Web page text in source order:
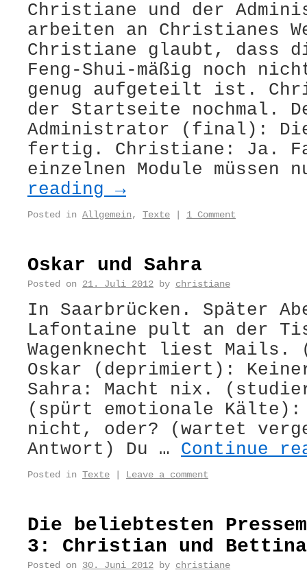
Christiane und der
arbeiten an Christianes
Christiane glaubt, dass
Feng-Shui-mäßig noch
genug aufgeteilt ist.
der Startseite nochmal.
Administrator (final):
fertig. Christiane: Ja.
einzelnen Module müssen
reading →
Posted in Allgemein, Texte 1 Comment
Oskar und Sahra
Posted on 21. Juli 2012 by christiane
In Saarbrücken. Später
Lafontaine pult an der
Wagenknecht liest Mails.
Oskar (deprimiert):
Sahra: Macht nix.
(spürt emotionale
nicht, oder? (wartet
Antwort) Du … Continue
Posted in Texte Leave a comment
Die beliebtesten
3: Christian und
Posted on 30. Juni 2012 by christiane